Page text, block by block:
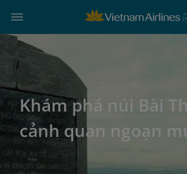
Khám phá núi Bài
cảnh quan ngoạn